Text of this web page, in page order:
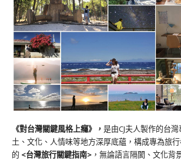
《對台灣關鍵風格上癮》 ， 是由CJ夫人製作的台
土、文化、人情味等地方深厚底蘊，構成專為旅
的 <台灣旅行關鍵指南> ，無論語言隔閡、文化背